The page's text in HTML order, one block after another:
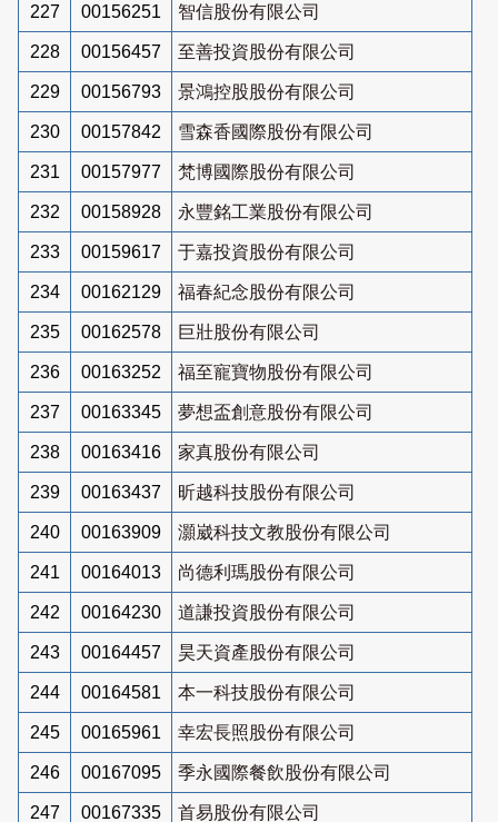
227 00156251 智信股份有限公司
228 00156457 至善投資股份有限公司
229 00156793 景鴻控股股份有限公司
230 00157842 雪森香國際股份有限公司
231 00157977 梵博國際股份有限公司
232 00158928 永豐銘工業股份有限公司
233 00159617 于嘉投資股份有限公司
234 00162129 福春紀念股份有限公司
235 00162578 巨壯股份有限公司
236 00163252 福至寵寶物股份有限公司
237 00163345 夢想盃創意股份有限公司
238 00163416 家真股份有限公司
239 00163437 昕越科技股份有限公司
240 00163909 灝崴科技文教股份有限公司
241 00164013 尚德利瑪股份有限公司
242 00164230 道謙投資股份有限公司
243 00164457 昊天資產股份有限公司
244 00164581 本一科技股份有限公司
245 00165961 幸宏長照股份有限公司
246 00167095 季永國際餐飲股份有限公司
247 00167335 首易股份有限公司